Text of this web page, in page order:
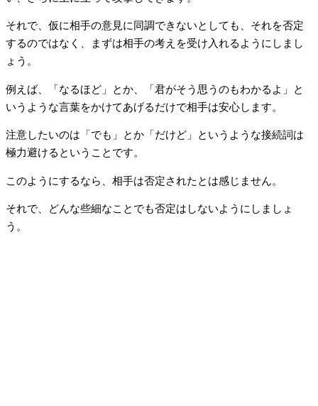
それで、仮に相手の意見に同調できないとしても、それを否定
するのではなく、まずは相手の考えを受け入れるようにしまし
ょう。
例えば、「なるほど」とか、「君がそう思うのもわかるよ」と
いうような言葉をかけてあげるだけで相手は安心します。
注意したいのは「でも」とか「だけど」というような接続詞は
極力避けるということです。
このようにするなら、相手は否定されたとは感じません。
それで、どんな些細なことでも否定はしないようにしましょ
う。